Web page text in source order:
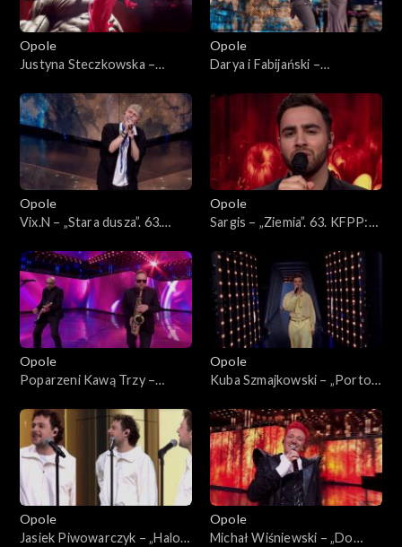
Opole
Justyna Steczkowska –
karę”, Oko za oko”, „Stu
policjantów”. 63. KFPP:
Koncert „Premiery”
Opole
Darya i Fabijański –
Koncert „Premiery”
Opole
Vix.N – „Stara dusza”. 63.
Opole
Sargis – „Ziemia”. 63. KFPP:
Opole
Poparzeni Kawą Trzy –
Koncert „Premiery”
Opole
Kuba Szmajkowski – „Porto”.
„Premiery”
Opole
Jasiek Piwowarczyk – „Halo
Opole
Michał Wiśniewski – „Do